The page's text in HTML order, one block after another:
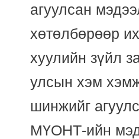
агуулсан
хөтөлбөрөөр
хуулийн зүйл
улсын хэм
шинжийг
МҮОНТ-ийн